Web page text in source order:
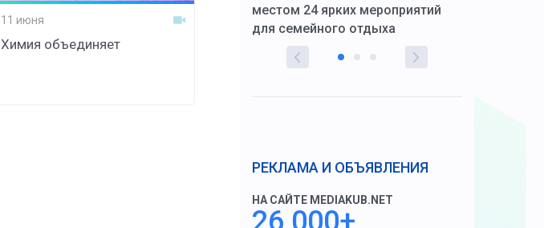
11 июня
Химия объединяет
мечту
местом 24 ярких мероприятий
для семейного отдыха
РЕКЛАМА И ОБЪЯВЛЕНИЯ
НА САЙТЕ MEDIAKUB.NET